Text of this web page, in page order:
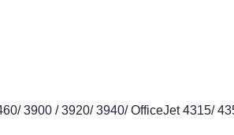
3900 / 3920/ 3940/ OfficeJet 4315/